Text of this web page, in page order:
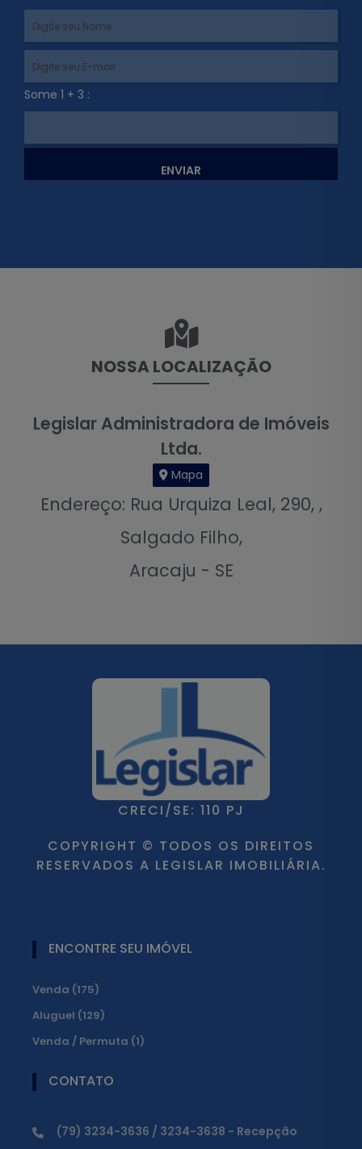
Some 1 + 3 :
ENVIAR
NOSSA LOCALIZAÇÃO
Legislar Administradora de Imóveis
Ltda.
Mapa
Endereço: Rua Urquiza Leal, 290, ,
Salgado Filho,
Aracaju - SE
CRECI/SE: 110 PJ
COPYRIGHT © TODOS OS DIREITOS
RESERVADOS A LEGISLAR IMOBILIÁRIA.
ENCONTRE SEU IMÓVEL
Venda (175)
Aluguel (129)
Venda / Permuta (1)
CONTATO
(79) 3234-3636 / 3234-3638 - Recepção